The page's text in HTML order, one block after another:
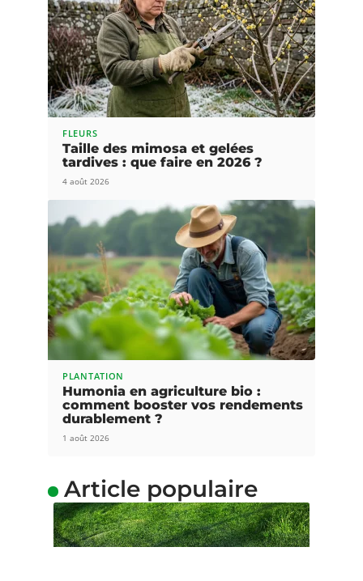
FLEURS
Taille des mimosa et gelées
tardives : que faire en 2026 ?
4 août 2026
PLANTATION
Humonia en agriculture bio :
comment booster vos rendements
durablement ?
1 août 2026
Article populaire
GAZON